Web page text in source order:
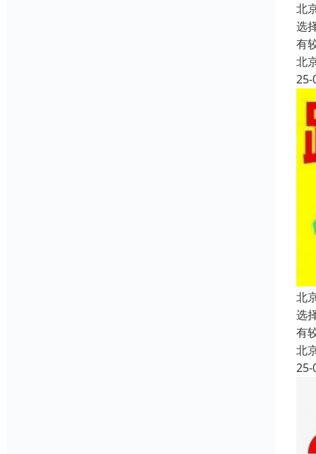
北
选
有
北
25-
北
选
有
北
25-